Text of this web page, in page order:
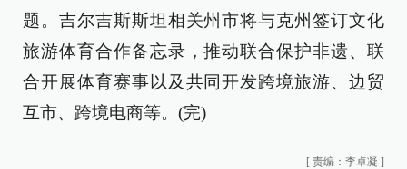
题。吉尔吉斯斯坦相关州市将与克州签订文化
旅游体育合作备忘录，推动联合保护非遗、联
合开展体育赛事以及共同开发跨境旅游、边贸
互市、跨境电商等。(完)
[ 责编：李卓凝 ]